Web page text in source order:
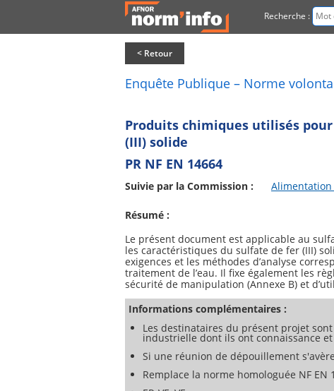
Recherche :
< Retour
Enquête Publique – Norme
Produits chimiques utilisés
(III) solide
PR NF EN 14664
Suivie par la Commission : Alimentation
Résumé :
Le présent document est applicable au
les caractéristiques du sulfate de fer (III)
exigences et les méthodes d’analyse
traitement de l’eau. Il fixe également les
Informations complémentaires :
Les destinataires du présent projet
industrielle dont ils ont connaissance
Si une réunion de dépouillement
Remplace la norme homologuée NF EN